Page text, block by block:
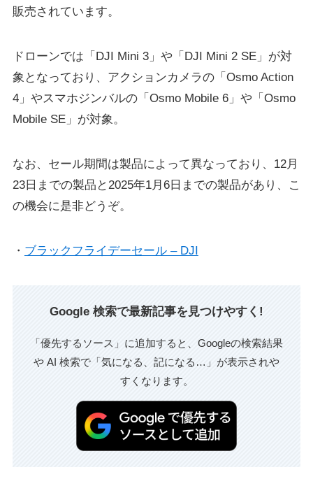
販売されています。
ドローンでは「DJI Mini 3」や「DJI Mini 2 SE」が対
象となっており、アクションカメラの「Osmo Action
4」やスマホジンバルの「Osmo Mobile 6」や「Osmo
Mobile SE」が対象。
なお、セール期間は製品によって異なっており、12月
23日までの製品と2025年1月6日までの製品があり、こ
の機会に是非どうぞ。
・ ブラックフライデーセール – DJI
Google 検索で最新記事を見つけやすく!
「優先するソース」に追加すると、Googleの検索結果
や AI 検索で「気になる、記になる…」が表示されや
すくなります。